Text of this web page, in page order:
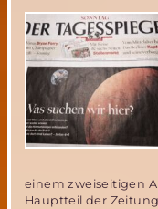
einem zweiseitigen
Hauptteil der